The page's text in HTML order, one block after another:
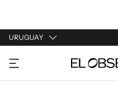
URUGUAY
URUGUAY
ARGENTINA